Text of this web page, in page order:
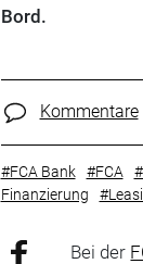
Bord.
Kommentare
#FCA Bank #FCA
Finanzierung
Bei der